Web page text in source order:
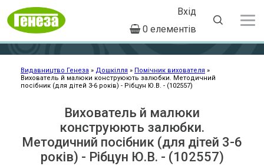
основного
вмісту
User
account
menu
Вхід
0 елементів
Рядок
навіґації
Видавництво Генеза Дошкілля
Помічник вихователя
Вихователь й малюки конструюють залюбки. Методичний
посібник (для дітей 3-6 років) - Рібцун Ю.В. - (102557)
Вихователь й малюки
конструюють залюбки.
Методичний посібник (для дітей 3-6
років) - Рібцун Ю.В. - (102557)